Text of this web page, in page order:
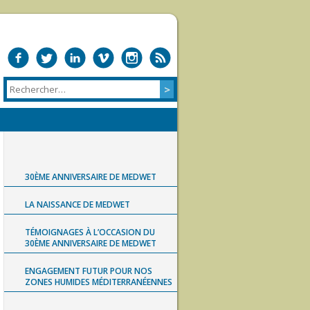
30ÈME ANNIVERSAIRE DE MEDWET
LA NAISSANCE DE MEDWET
TÉMOIGNAGES À L’OCCASION DU
30ÈME ANNIVERSAIRE DE MEDWET
ENGAGEMENT FUTUR POUR NOS
ZONES HUMIDES MÉDITERRANÉENNES